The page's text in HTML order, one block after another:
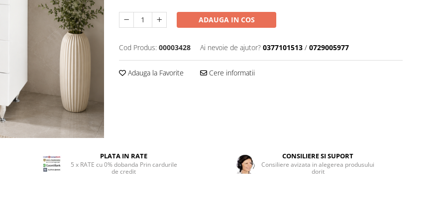
ADAUGA IN COS
Cod Produs: 00003428 Ai nevoie de ajutor? 0377101513 / 0729005977
Adauga la Favorite Cere informatii
PLATA IN RATE
5 x RATE cu 0% dobanda Prin cardurile
de credit
CONSILIERE SI SUPORT
Consiliere avizata in alegerea produsului
dorit